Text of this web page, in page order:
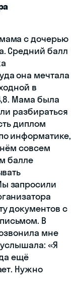
с дочерью
Средний балл
она мечтала
в
Мама была
разбираться
диплом
информатике,
совсем
балле
запросили
документов с
В
мне
«Я
ещё
Нужно